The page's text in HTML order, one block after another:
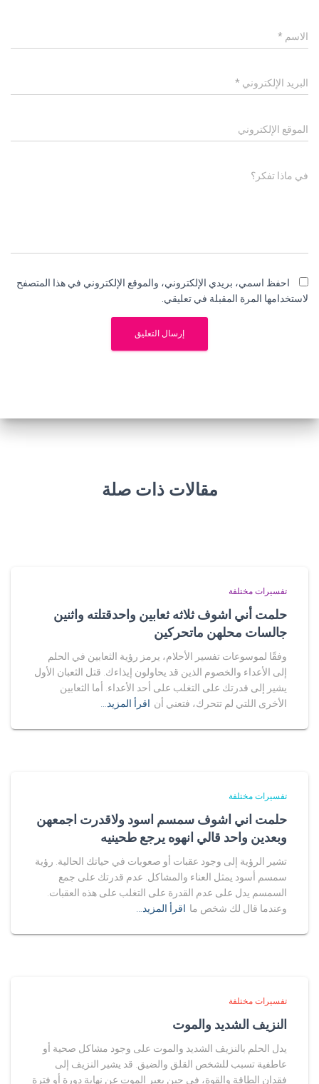
الاسم *
البريد الإلكتروني *
الموقع الإلكتروني
في ماذا تفكر؟
احفظ اسمي، بريدي الإلكتروني، والموقع الإلكتروني في هذا المتصفح
لاستخدامها المرة المقبلة في تعليقي.
مقالات ذات صلة
تفسيرات مختلفة
حلمت أني اشوف ثلاثه ثعابين واحدقتلته واثنين
جالسات محلهن ماتحركين
وفقًا لموسوعات تفسير الأحلام، يرمز رؤية الثعابين في الحلم
إلى الأعداء والخصوم الذين قد يحاولون إيذاءك. قتل الثعبان الأول
يشير إلى قدرتك على التغلب على أحد الأعداء. أما الثعابين
الأخرى اللتي لم تتحرك، فتعني أن اقرأ المزيد…
تفسيرات مختلفة
حلمت اني اشوف سمسم اسود ولاقدرت اجمعهن
وبعدين واحد قالي انهوه يرجع طحينيه
تشير الرؤية إلى وجود عقبات أو صعوبات في حياتك الحالية. رؤية
سمسم أسود يمثل العناء والمشاكل. عدم قدرتك على جمع
السمسم يدل على عدم القدرة على التغلب على هذه العقبات.
وعندما قال لك شخص ما اقرأ المزيد…
تفسيرات مختلفة
النزيف الشديد والموت
يدل الحلم بالنزيف الشديد والموت على وجود مشاكل صحية أو
عاطفية تسبب للشخص القلق والضيق. قد يشير النزيف إلى
فقدان الطاقة والقوة، في حين يعبر الموت عن نهاية دورة أو فترة